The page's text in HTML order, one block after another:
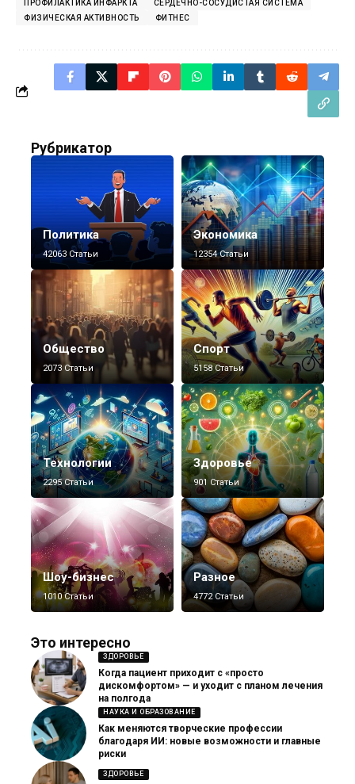
ПРОФИЛАКТИКА ИНФАРКТА
СЕРДЕЧНО-СОСУДИСТАЯ СИСТЕМА
ФИЗИЧЕСКАЯ АКТИВНОСТЬ
ФИТНЕС
Рубрикатор
Политика
42063 Статьи
Экономика
12354 Статьи
Общество
2073 Статьи
Спорт
5158 Статьи
Технологии
2295 Статьи
Здоровье
901 Статьи
Шоу-бизнес
1010 Статьи
Разное
4772 Статьи
Это интересно
ЗДОРОВЬЕ
Когда пациент приходит с «просто
дискомфортом» — и уходит с планом лечения
на полгода
НАУКА И ОБРАЗОВАНИЕ
Как меняются творческие профессии
благодаря ИИ: новые возможности и главные
риски
ЗДОРОВЬЕ